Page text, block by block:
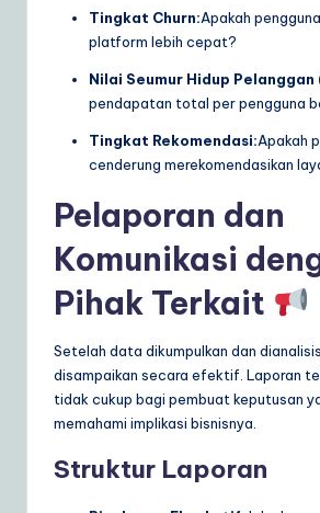
Tingkat Churn:Apakah
platform lebih cepat?
Nilai Seumur Hidup Pelanggan
pendapatan total per pengguna
Tingkat Rekomendasi:Apakah
cenderung merekomendasikan
Pelaporan dan
Komunikasi
Pihak Terkait
Setelah data dikumpulkan dan
disampaikan secara efektif. Laporan
tidak cukup bagi pembuat keputusan
memahami implikasi bisnisnya.
Struktur Laporan